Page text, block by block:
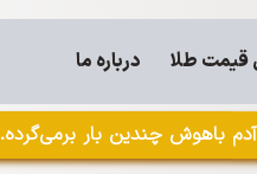
قیمت طلا درباره ما
باهوش چندین بار برمی‌گرده.